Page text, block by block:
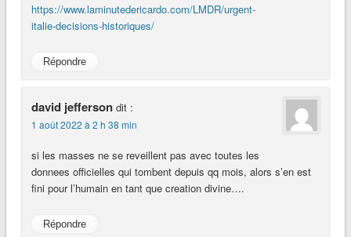
https://www.laminutedericardo.com/LMDR/urgent-
italie-decisions-historiques/
Répondre
david jefferson dit :
1 août 2022 à 2 h 38 min
si les masses ne se reveillent pas avec toutes les
donnees officielles qui tombent depuis qq mois, alors s’en est
fini pour l’humain en tant que creation divine….
Répondre